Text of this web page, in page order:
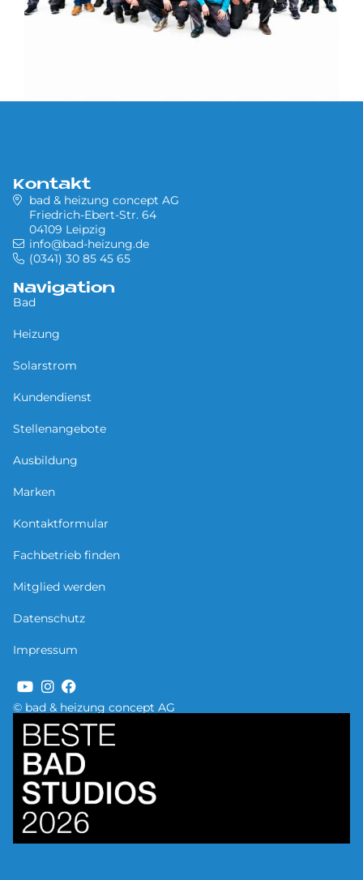
© bad & heizung concept AG
Kontakt
bad & heizung concept AG
Friedrich-Ebert-Str. 64
04109 Leipzig
info@bad-heizung.de
(0341) 30 85 45 65
Navigation
Bad
Heizung
Solarstrom
Kundendienst
Stellenangebote
Ausbildung
Marken
Kontaktformular
Fachbetrieb finden
Mitglied werden
Datenschutz
Impressum